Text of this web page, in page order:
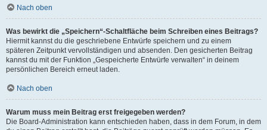
Nach oben
Was bewirkt die „Speichern“-Schaltfläche beim Schreiben eines Beitrags?
Hiermit kannst du die geschriebene Entwürfe speichern und zu einem
späteren Zeitpunkt vervollständigen und absenden. Den gesicherten Beitrag
kannst du mit der Funktion „Gespeicherte Entwürfe verwalten“ in deinem
persönlichen Bereich erneut laden.
Nach oben
Warum muss mein Beitrag erst freigegeben werden?
Die Board-Administration kann entschieden haben, dass in dem Forum, in dem